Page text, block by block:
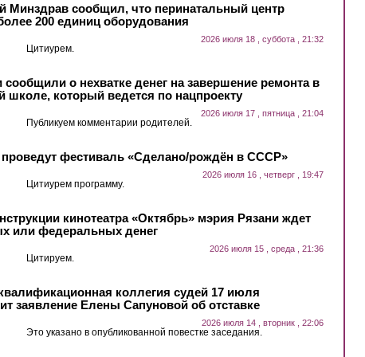
Минздрав сообщил, что перинатальный центр
200 единиц оборудования
2026 июля 18 , суббота , 21:32
Цитиурем.
сообщили о нехватке денег на завершение ремонта в
школе, который ведется по нацпроекту
2026 июля 17 , пятница , 21:04
Публикуем комментарии родителей.
проведут фестиваль «Сделано/рождён в СССР»
2026 июля 16 , четверг , 19:47
Цитиурем программу.
кинотеатра «Октябрь» мэрия Рязани ждет
или федеральных денег
2026 июля 15 , среда , 21:36
Цитируем.
коллегия судей 17 июля
заявление Елены Сапуновой об отставке
2026 июля 14 , вторник , 22:06
Это указано в опубликованной повестке заседания.